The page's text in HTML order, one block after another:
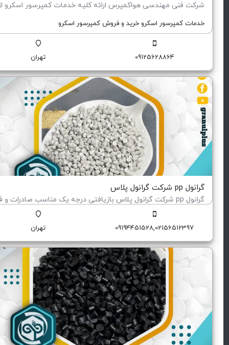
خدمات کمپرسور اسکرو خرید و فروش کمپرسور اسکرو
09125628864 تهران
گرانول pp شرکت گرانول پلاس
گرانول بازیافت پلاستیک
09194451528,02156512397
تهران